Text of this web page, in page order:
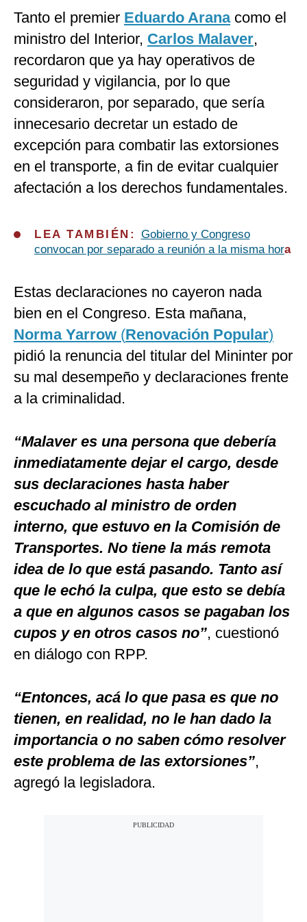
Tanto el premier Eduardo Aranacomo el
ministro del Interior, Carlos Malaver,
recordaron que ya hay operativos de
seguridad y vigilancia, por lo que
consideraron, por separado, que sería
innecesario decretar un estado de
excepción para combatir las extorsiones
en el transporte, a fin de evitar cualquier
afectación a los derechos fundamentales.
LEA TAMBIÉN: Gobierno y Congreso
convocan por separado a reunión a la misma hora
Estas declaraciones no cayeron nada
bien en el Congreso. Esta mañana,
Norma Yarrow (Renovación Popular)
pidió la renuncia del titular del Mininter por
su mal desempeño y declaraciones frente
a la criminalidad.
“Malaver es una persona que debería
inmediatamente dejar el cargo, desde
sus declaraciones hasta haber
escuchado al ministro de orden
interno, que estuvo en la Comisión de
Transportes. No tiene la más remota
idea de lo que está pasando. Tanto así
que le echó la culpa, que esto se debía
a que en algunos casos se pagaban los
cupos y en otros casos no”, cuestionó
en diálogo con RPP.
“Entonces, acá lo que pasa es que no
tienen, en realidad, no le han dado la
importancia o no saben cómo resolver
este problema de las extorsiones”,
agregó la legisladora.